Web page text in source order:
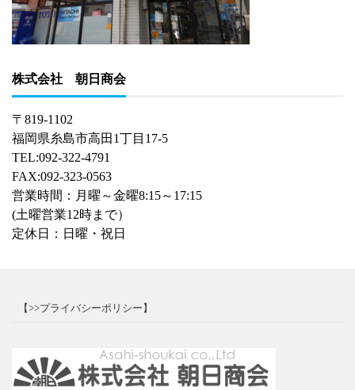
株式会社 朝日商会
〒819-1102
福岡県糸島市高田1丁目17-5
TEL:092-322-4791
FAX:092-323-0563
営業時間：月曜～金曜8:15～17:15
(土曜営業12時まで）
定休日：日曜・祝日
【>>プライバシーポリシー】